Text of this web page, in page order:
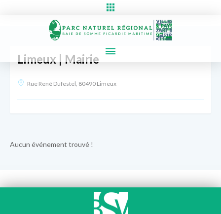
Limeux | Mairie
Rue René Dufestel, 80490 Limeux
Aucun événement trouvé !